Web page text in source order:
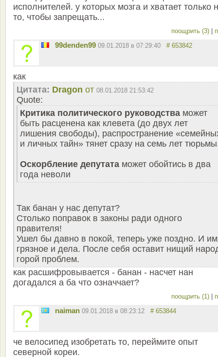
исполнителей. у которых мозга и хватает только
то, чтобы запрещать...
поощрить (3)
99denden99 09.01.2018 в 07:29:40 # 653842
как
Цитата: Dragon от 08.01.2018 21:53:42
Quote:
Критика политического руководства может
быть расценена как клевета (до двух лет
лишения свободы), распространение
и личных тайн» тянет сразу на семь лет
Оскорбление депутата может обойтись в два
года неволи
Так банан у нас депутат?
Столько поправок в законы ради одного
правителя!
Ушел бы давно в покой, теперь уже поздно. И
грязное и дела. После себя оставит нищий
горой проблем.
как расшифровывается - банан - насчет нан
догадался а ба что означчает?
поощрить (1)
naiman 09.01.2018 в 08:23:12 # 653844
че велосипед изобретать то, переймите опыт
северной кореи.